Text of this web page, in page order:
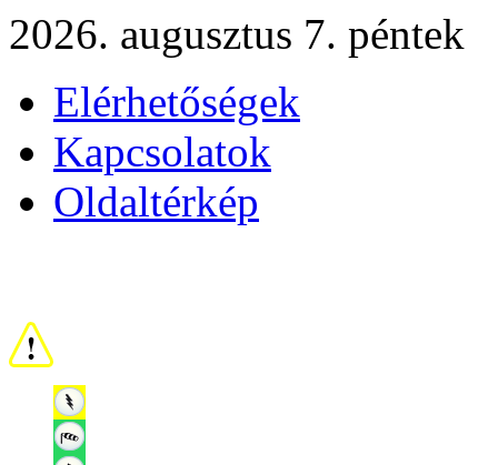
2026. augusztus 7. péntek
Elérhetőségek
Kapcsolatok
Oldaltérkép